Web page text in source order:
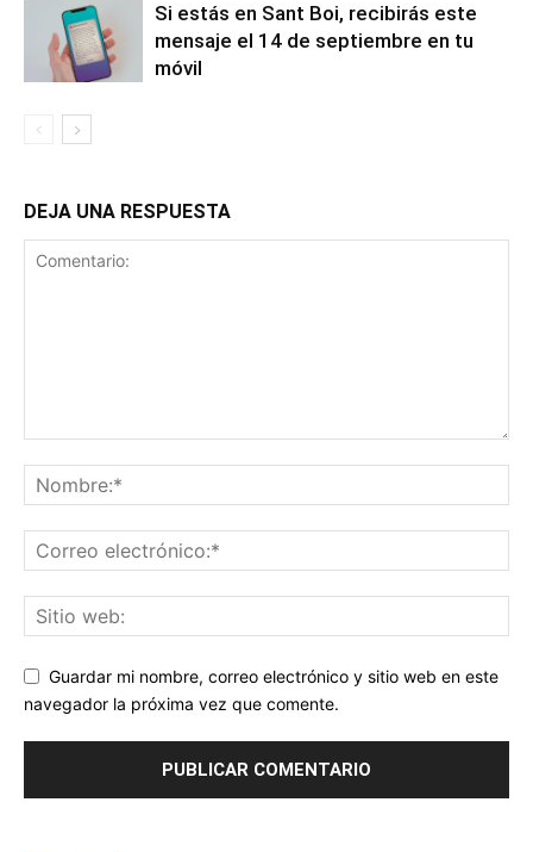
Si estás en Sant Boi, recibirás este
mensaje el 14 de septiembre en tu
móvil
DEJA UNA RESPUESTA
Guardar mi nombre, correo electrónico y sitio web en este
navegador la próxima vez que comente.